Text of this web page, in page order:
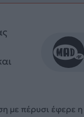
με πέρυσι έφερε